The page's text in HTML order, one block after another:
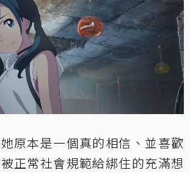
原本是一個真的相信、並喜歡
正常社會規範給綁住的充滿想